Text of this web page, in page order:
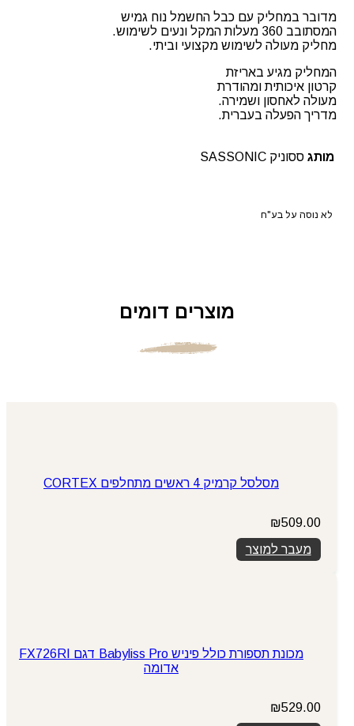
מדובר במחליק עם כבל החשמל נוח גמיש
המסתובב 360 מעלות המקל ונעים לשימוש.
מחליק מעולה לשימוש מקצועי וביתי.
המחליק מגיע באריזת
קרטון איכותית ומהודרת
מעולה לאחסון ושמירה.
מדריך הפעלה בעברית.
מותג ססוניק SASSONIC
לא נוסה על בע"ח
מוצרים דומים
מסלסל קרמיק 4 ראשים מתחלפים CORTEX
₪509.00
מעבר למוצר
מכונת תספורת כולל פיניש Babyliss Pro דגם FX726RI
אדומה
₪529.00